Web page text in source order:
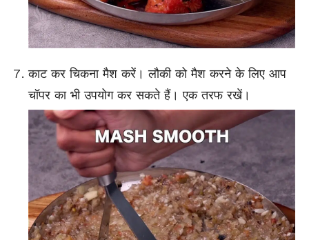
काट कर चिकना मैश करें। लौकी को मैश करने के लिए आप
चॉपर का भी उपयोग कर सकते हैं। एक तरफ रखें।